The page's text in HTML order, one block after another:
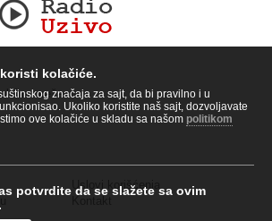
mrežama.
Uslovi korišćenja
kolačiće.
značaja za sajt, da bi pravilno i u
Ukoliko koristite naš sajt, dozvoljavate
ove kolačiće u skladu sa našom politikom
potvrdite da se slažete sa ovim